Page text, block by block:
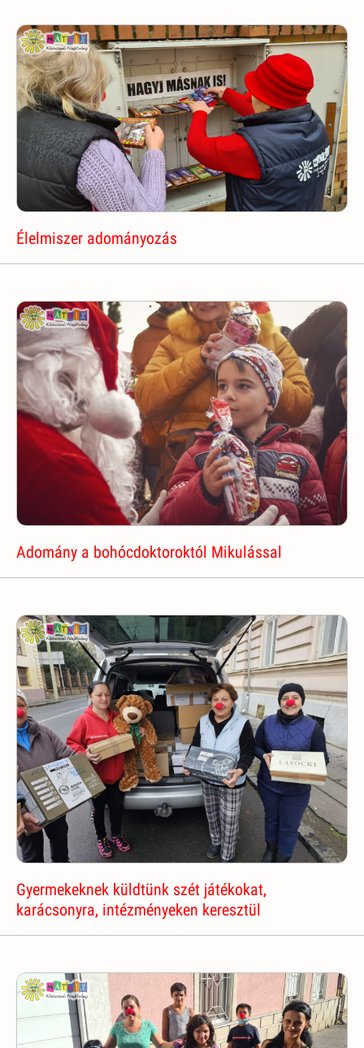
Élelmiszer adományozás
Adomány a bohócdoktoroktól Mikulással
Gyermekeknek küldtünk szét játékokat,
karácsonyra, intézményeken keresztül